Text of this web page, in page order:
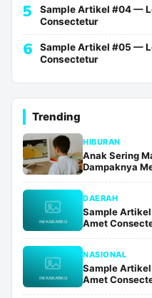
5
Sample Artikel #04 —
Consectetur
6
Sample Artikel #05 —
Consectetur
Trending
HIBURAN
Anak Sering
Dampaknya
DAERAH
Sample
Amet
NASIONAL
Sample
Amet